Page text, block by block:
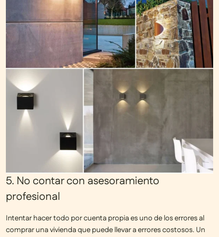
5. No contar con asesoramiento
profesional
Intentar hacer todo por cuenta propia es uno de los errores al
comprar una vivienda que puede llevar aerrores costosos. Un